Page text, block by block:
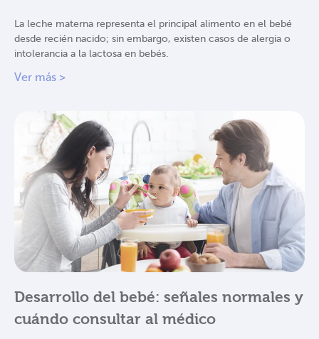
La leche materna representa el principal alimento en el bebé
desde recién nacido; sin embargo, existen casos de alergia o
intolerancia a la lactosa en bebés.
Ver más >
Desarrollo del bebé: señales normales y
cuándo consultar al médico